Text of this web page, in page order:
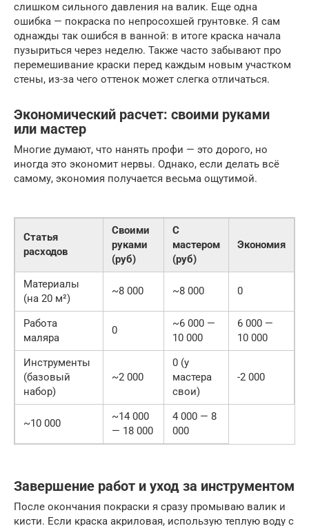
слишком сильного давления на валик. Еще одна
ошибка — покраска по непросохшей грунтовке. Я сам
однажды так ошибся в ванной: в итоге краска начала
пузыриться через неделю. Также часто забывают про
перемешивание краски перед каждым новым участком
стены, из-за чего оттенок может слегка отличаться.
Экономический расчет: своими руками
или мастер
Многие думают, что нанять профи — это дорого, но
иногда это экономит нервы. Однако, если делать всё
самому, экономия получается весьма ощутимой.
Статья
расходов
Своими
руками
(руб)
С
мастером
(руб)
Экономия
Материалы
(на 20 м²)
~8 000 ~8 000 0
Работа
маляра
0
~6 000 —
10 000
6 000 —
10 000
Инструменты
(базовый
набор)
~2 000
0 (у
мастера
свои)
-2 000
~10 000
~14 000
— 18 000
4 000 — 8
000
Завершение работ и уход за инструментом
После окончания покраски я сразу промываю валик и
кисти. Если краска акриловая, использую теплую воду с